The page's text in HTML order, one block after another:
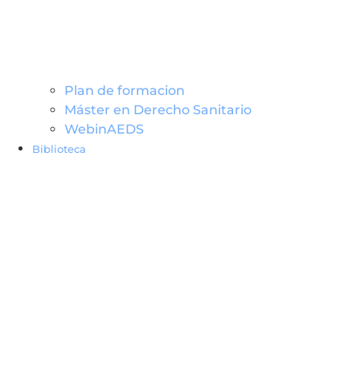
Plan de formacion
Máster en Derecho Sanitario
WebinAEDS
Biblioteca